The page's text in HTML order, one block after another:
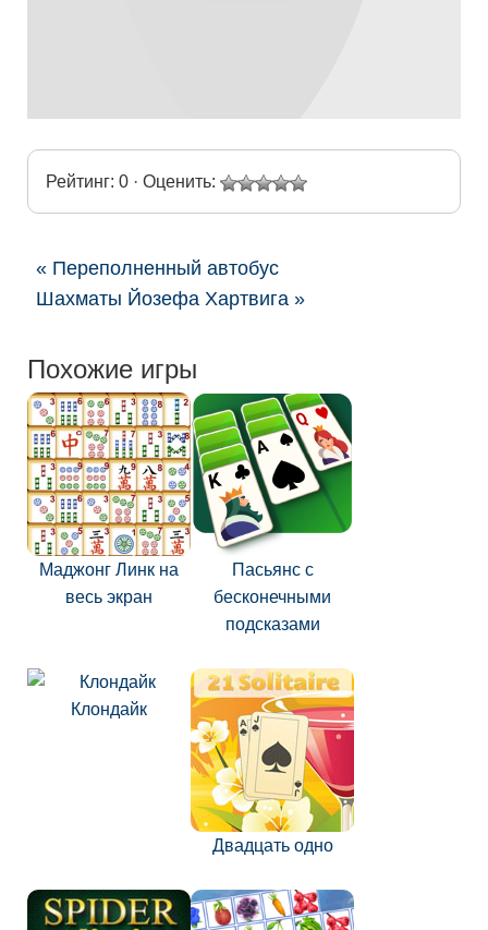
Рейтинг: 0 · Оценить:
« Переполненный автобус
Шахматы Йозефа Хартвига »
Похожие игры
Маджонг Линк на
весь экран
Пасьянс с
бесконечными
подсказами
Клондайк
Двадцать одно